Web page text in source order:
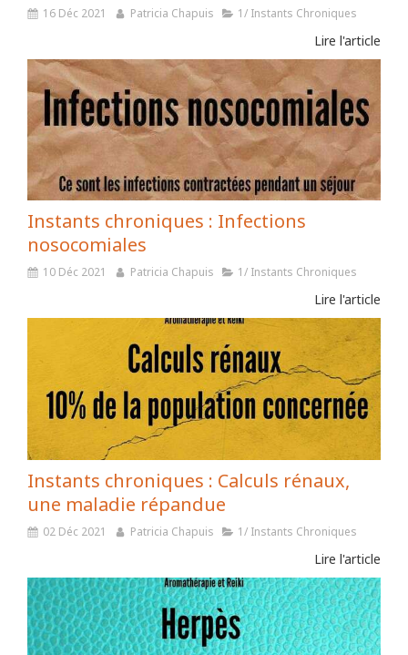
16 Déc 2021 Patricia Chapuis 1/ Instants Chroniques
Lire l'article
Instants chroniques : Infections
nosocomiales
10 Déc 2021 Patricia Chapuis 1/ Instants Chroniques
Lire l'article
Instants chroniques : Calculs rénaux,
une maladie répandue
02 Déc 2021 Patricia Chapuis 1/ Instants Chroniques
Lire l'article